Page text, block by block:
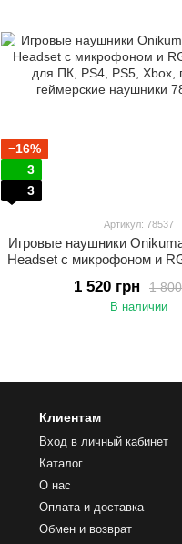
−16%
3
3
Артикул: 78537
Игровые наушники
Headset с микрофоном и
геймерские 1
1 520 грн
В наличии
Клиентам
Вход в личный кабинет
Каталог
О нас
Оплата и доставка
Обмен и возврат